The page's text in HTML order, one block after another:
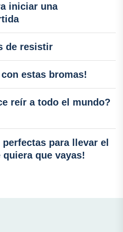
iniciar una
de resistir
estas bromas!
reír a todo el mundo?
perfectas para llevar el
que vayas!